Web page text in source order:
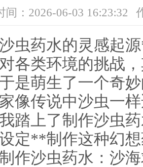
间：2026-06-03 16:23:32
虫药水的灵感起
各类环境的挑战
是萌生了一个奇
像传说中沙虫一
踏上了制作沙虫
定**制作这种幻
作沙虫药水：沙